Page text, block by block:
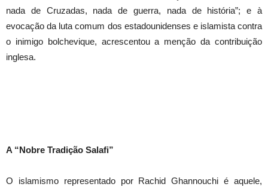
nada de Cruzadas, nada de guerra, nada de história”; e à
evocação da luta comum dos estadounidenses e islamista contra
o inimigo bolchevique, acrescentou a menção da contribuição
inglesa.
A “Nobre Tradição Salafi”
O islamismo representado por Rachid Ghannouchi é aquele,